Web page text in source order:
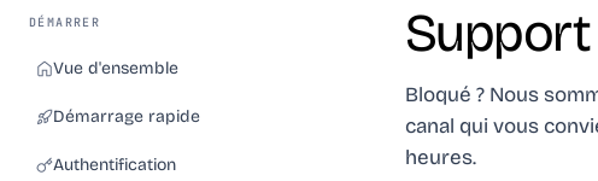
DÉMARRER
Vue d'ensemble
Démarrage rapide
Authentification
Support
Bloqué ? Nous
canal qui vous
heures.